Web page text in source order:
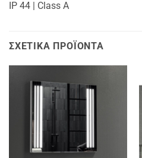
IP 44 | Class A
ΣΧΕΤΙΚΆ ΠΡΟΪΌΝΤΑ